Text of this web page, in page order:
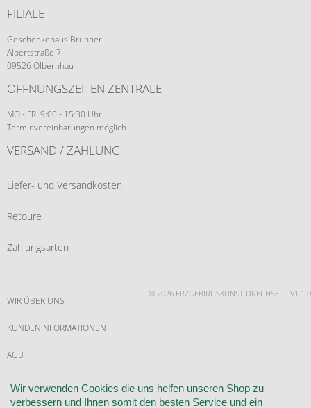
FILIALE
Geschenkehaus Brunner
Albertstraße 7
09526 Olbernhau
ÖFFNUNGSZEITEN ZENTRALE
MO - FR: 9:00 - 15:30 Uhr
Terminvereinbarungen möglich.
VERSAND / ZAHLUNG
Liefer- und Versandkosten
Retoure
Zahlungsarten
© 2026 ERZGEBIRGSKUNST DRECHSEL - V1.1.0
WIR ÜBER UNS
KUNDENINFORMATIONEN
AGB
WIDERRUF
Wir verwenden Cookies die uns helfen unseren Shop zu
verbessern und Ihnen somit den besten Service und ein